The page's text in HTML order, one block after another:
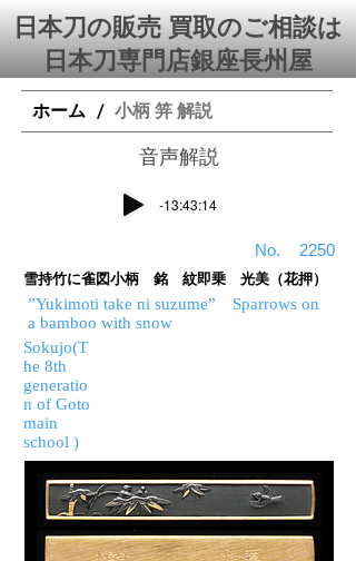
日本刀の販売 買取のご相談は
日本刀専門店銀座⻑州屋
ホーム / 小柄 笄 解説
​音声解説
-13:43:14
​No. 2250
雪持竹に雀図小柄 銘 紋即乗 光美（花押）
”Yukimoti take ni suzume” Sparrows on
a bamboo with snow
Sokujo(T
he 8th
generatio
n of Goto
main
school )